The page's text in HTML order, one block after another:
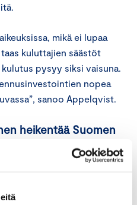
mikä ei lupaa
kuluttajien säästöt
pysyy siksi vaisuna.
nopea
sanoo Appelqvist.
heikentää Suomen
mukaan myös
kysyntäerät pitivät